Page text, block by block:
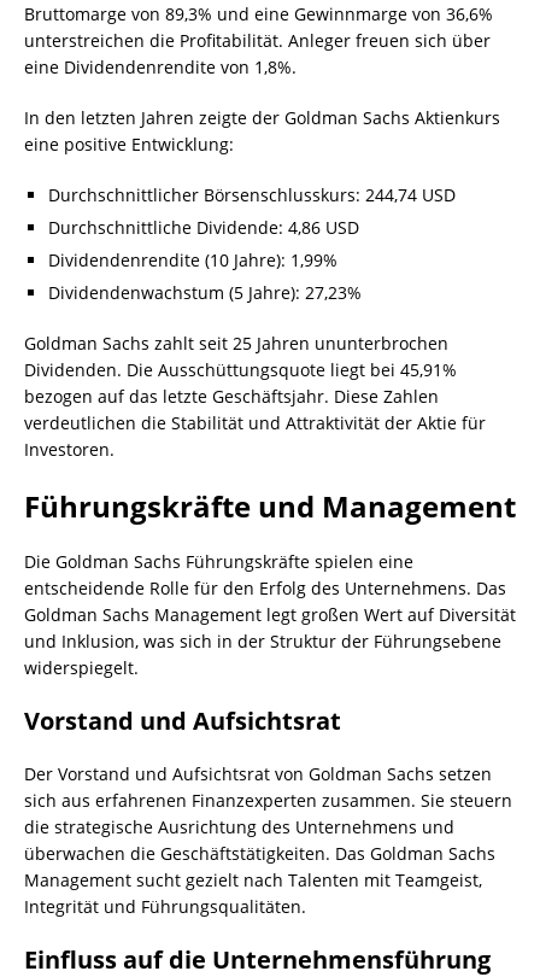
Bruttomarge von 89,3% und eine Gewinnmarge von 36,6%
unterstreichen die Profitabilität. Anleger freuen sich über
eine Dividendenrendite von 1,8%.
In den letzten Jahren zeigte der Goldman Sachs Aktienkurs
eine positive Entwicklung:
Durchschnittlicher Börsenschlusskurs: 244,74 USD
Durchschnittliche Dividende: 4,86 USD
Dividendenrendite (10 Jahre): 1,99%
Dividendenwachstum (5 Jahre): 27,23%
Goldman Sachs zahlt seit 25 Jahren ununterbrochen
Dividenden. Die Ausschüttungsquote liegt bei 45,91%
bezogen auf das letzte Geschäftsjahr. Diese Zahlen
verdeutlichen die Stabilität und Attraktivität der Aktie für
Investoren.
Führungskräfte und Management
Die Goldman Sachs Führungskräfte spielen eine
entscheidende Rolle für den Erfolg des Unternehmens. Das
Goldman Sachs Management legt großen Wert auf Diversität
und Inklusion, was sich in der Struktur der Führungsebene
widerspiegelt.
Vorstand und Aufsichtsrat
Der Vorstand und Aufsichtsrat von Goldman Sachs setzen
sich aus erfahrenen Finanzexperten zusammen. Sie steuern
die strategische Ausrichtung des Unternehmens und
überwachen die Geschäftstätigkeiten. Das Goldman Sachs
Management sucht gezielt nach Talenten mit Teamgeist,
Integrität und Führungsqualitäten.
Einfluss auf die Unternehmensführung